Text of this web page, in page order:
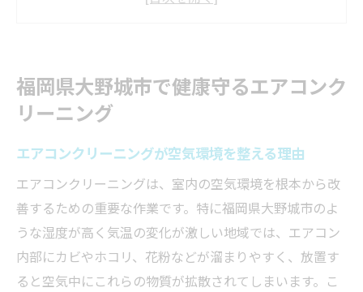
健康維持に役立つエアコンクリーニングの
の方法
エアコンクリーニングで快適な生活空間を
清潔な空気がもたらすエアコンクリーニン
グの価値
エアコンクリーニングが家族の治癒に役立つ理
由
エアコンクリーニングでカビや菌を徹底除
福岡県大野城市で健康守るエアコンク
リーニング
エアコンクリーニングが空気環境を整える理由
エアコンクリーニングは、室内の空気環境を根本から改
善するための重要な作業です。特に福岡県大野城市のよ
うな湿度が高く気温の変化が激しい地域では、エアコン
内部にカビやホコリ、花粉などが溜まりやすく、放置す
ると空気中にこれらの物質が拡散されてしまいます。こ